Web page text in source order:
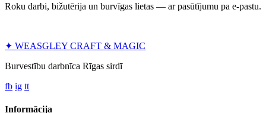
Roku darbi, bižutērija un burvīgas lietas — ar pasūtījumu pa e-pastu.
✦ WEASGLEY CRAFT & MAGIC
Burvestību darbnīca Rīgas sirdī
fb ig tt
Informācija